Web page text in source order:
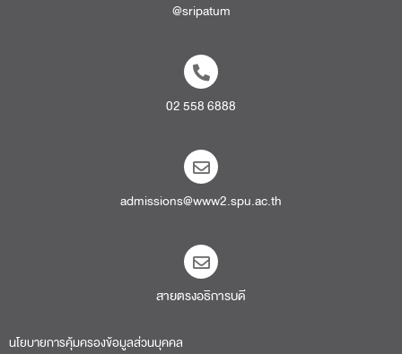
@sripatum
02 558 6888
admissions@www2.spu.ac.th
สายตรงอธิการบดี​
นโยบายการคุ้มครองข้อมูลส่วนบุคคล